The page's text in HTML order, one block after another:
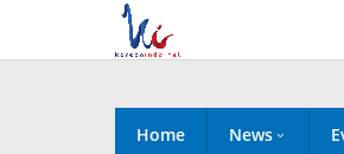
content
Home News